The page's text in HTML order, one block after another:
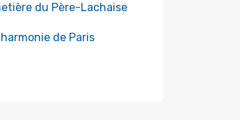
du Père-Lachaise
de Paris